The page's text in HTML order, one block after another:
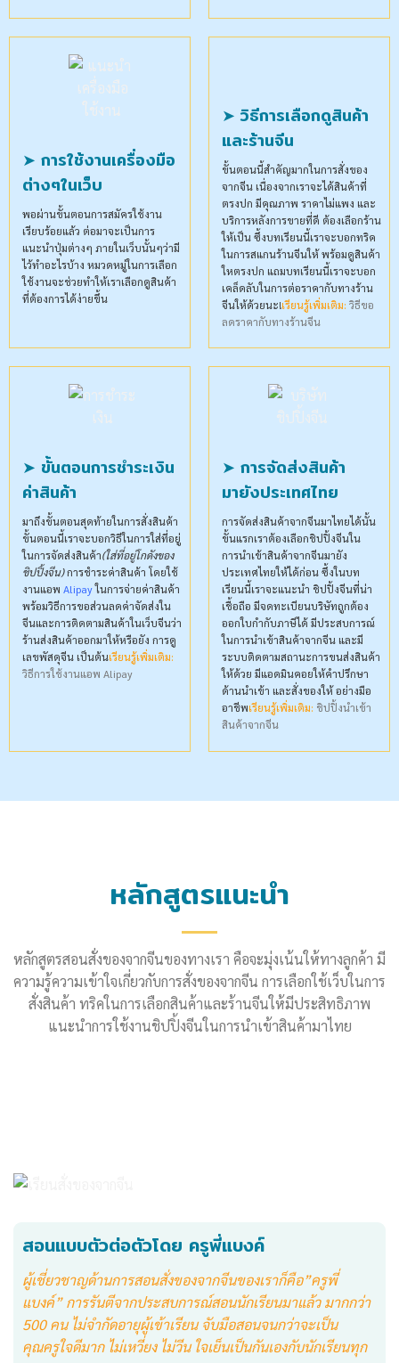
➤ การใช้งานเครื่องมือ
ต่างๆในเว็บ
พอผ่านขั้นตอนการสมัครใช้งาน
เรียบร้อยแล้ว ต่อมาจะเป็นการ
แนะนำปุ่มต่างๆ ภายในเว็บนั้นๆว่ามี
ไว้ทำอะไรบ้าง หมวดหมู่ในการเลือก
ใช้งานจะช่วยทำให้เราเลือกดูสินค้า
ที่ต้องการได้ง่ายขึ้น
➤ วิธีการเลือกดูสินค้า
และร้านจีน
ขั้นตอนนี้สำคัญมากในการสั่งของ
จากจีน เนื่องจากเราจะได้สินค้าที่
ตรงปก มีคุณภาพ ราคาไม่แพง และ
บริการหลังการขายที่ดี ต้องเลือกร้าน
ให้เป็น ซึ้งบทเรียนนี้เราจะบอกทริค
ในการสแกนร้านจีนให้ พร้อมดูสินค้า
ใหตรงปก แถมบทเรียนนี้เราจะบอก
เคล็ดลับในการต่อราคากับทางร้าน
จีนให้ด้วยนะ!เรียนรู้เพิ่มเติม: วิธีขอ
ลดราคากับทางร้านจีน
➤ ขั้นตอนการชำระเงิน
ค่าสินค้า
มาถึงขั้นตอนสุดท้ายในการสั่งสินค้า
ขั้นตอนนี้เราจะบอกวิธีในการใส่ที่อยู่
ในการจัดส่งสินค้า(ใส่ที่อยู่โกดังของ
ชิปปิ้งจีน)การชำระค่าสินค้า โดยใช้
งานแอพ Alipayในการจ่ายค่าสินค้า
พร้อมวิธีการขอส่วนลดค่าจัดส่งใน
จีนและการติดตามสินค้าในเว็บจีนว่า
ร้านส่งสินค้าออกมาให้หรือยัง การดู
เลขพัสดุจีน เป็นต้นเรียนรู้เพิ่มเติม:
วิธีการใช้งานแอพ Alipay
➤ การจัดส่งสินค้า
มายังประเทศไทย
การจัดส่งสินค้าจากจีนมาไทยได้นั้น
ขั้นแรกเราต้องเลือกชิปปิ้งจีนใน
การนำเข้าสินค้าจากจีนมายัง
ประเทศไทยให้ได้ก่อน ซึ้งในบท
เรียนนี้เราจะแนะนำ ชิปปิ้งจีนที่น่า
เชื้อถือ มีจดทะเบียนบริษัทถูกต้อง
ออกใบกำกับภาษีได้ มีประสบการณ์
ในการนำเข้าสินค้าจากจีน และมี
ระบบติดตามสถานะการขนส่งสินค้า
ให้ด้วย มีแอดมินคอยให้คำปรึกษา
ด้านนำเข้า และสั่งของให้ อย่างมือ
อาชีพเรียนรู้เพิ่มเติม: ชิปปิ้งนำเข้า
สินค้าจากจีน
หลักสูตรแนะนำ
หลักสูตรสอนสั่งของจากจีนของทางเรา คือจะมุ่งเน้นให้ทางลูกค้า มี
ความรู้ความเข้าใจเกี่ยวกับการสั่งของจากจีน การเลือกใช้เว็บในการ
สั่งสินค้า ทริคในการเลือกสินค้าและร้านจีนให้มีประสิทธิภาพ
แนะนำการใช้งานชิปปิ้งจีนในการนำเข้าสินค้ามาไทย
สอนแบบตัวต่อตัวโดย ครูพี่แบงค์
ผู้เชี่ยวชาญด้านการสอนสั่งของจากจีนของเราก็คือ”ครูพี่
แบงค์” การรันตีจากประสบการณ์สอนนักเรียนมาแล้ว มากกว่า
500 คน ไม่จำกัดอายุผู้เข้าเรียน จับมือสอนจนกว่าจะเป็น
คุณครูใจดีมาก ไม่เหวี่ยง ไม่วีน ใจเย็นเป็นกันเองกับนักเรียนทุก